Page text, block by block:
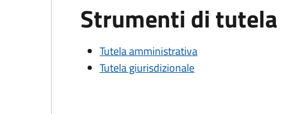
Strumenti di tutela
Tutela amministrativa
Tutela giurisdizionale